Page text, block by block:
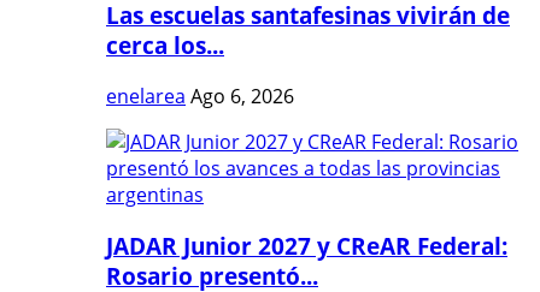
Las escuelas santafesinas vivirán de
cerca los...
enelarea Ago 6, 2026
JADAR Junior 2027 y CReAR Federal:
Rosario presentó...